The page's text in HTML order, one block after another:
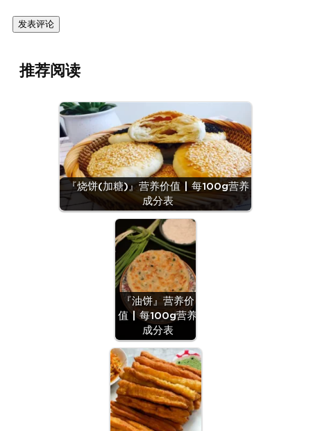
推荐阅读
『烧饼(加糖)』营养价值 | 每100g营养
成分表
『油饼』营养价
值 | 每100g营养
成分表